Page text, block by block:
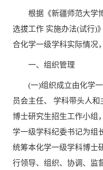
根据《新疆师范大学
选拔工作 实施办法(试行)
合化学一级学科实际情况
一、组织管理
(一)组织成立由化学
员会主任、 学科带头人
博士研究生招生工作小组
学一级学科纪委书记为组
统筹本化学一级学科博士
行领导、组织、协调、监